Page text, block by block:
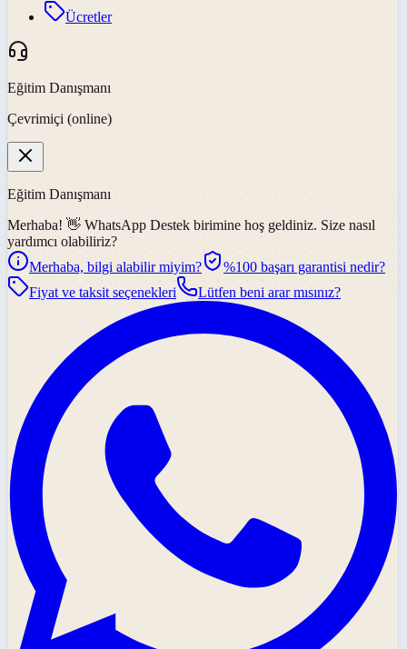
Ücretler
Eğitim Danışmanı
Çevrimiçi (online)
Eğitim Danışmanı
Merhaba! 👋 WhatsApp Destek birimine hoş geldiniz. Size nasıl
yardımcı olabiliriz?
Merhaba, bilgi alabilir miyim?
%100 başarı garantisi nedir?
Fiyat ve taksit seçenekleri
Lütfen beni arar mısınız?